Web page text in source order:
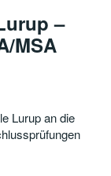
–
MSA
Lurup an die